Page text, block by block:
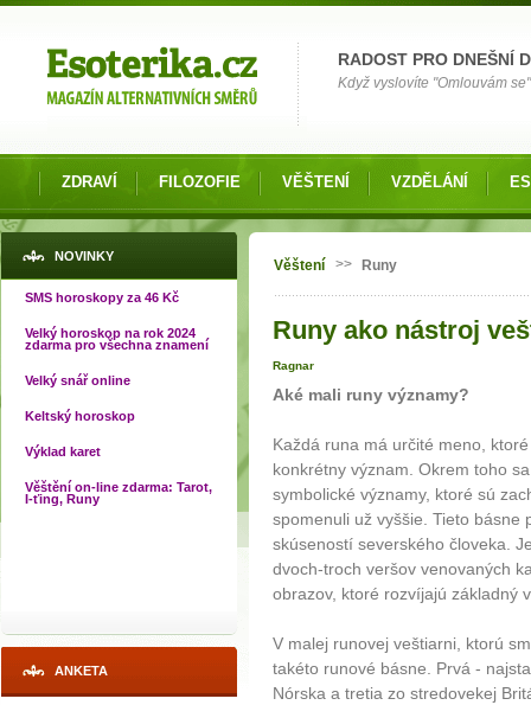
RADOST PRO DNEŠNÍ
Když vyslovíte "Omlouvám
ZDRAVÍ FILOZOFIE VĚŠTENÍ VZDĚLÁNÍ
NOVINKY
SMS horoskopy za 46 Kč
Velký horoskop na rok 2024
zdarma pro všechna znamení
Velký snář online
Keltský horoskop
Výklad karet
Věštění on-line zdarma: Tarot,
I-ťing, Runy
ANKETA
Jste zde
Věštení >> Runy
Runy ako nástroj
Ragnar
Aké mali runy významy?
Každá runa má určité meno,
konkrétny význam. Okrem toho
symbolické významy, ktoré sú
spomenuli už vyššie. Tieto
skúseností severského človeka.
dvoch-troch veršov venovaných
obrazov, ktoré rozvíjajú základný
V malej runovej veštiarni, ktorú
takéto runové básne. Prvá -
Nórska a tretia zo stredovekej